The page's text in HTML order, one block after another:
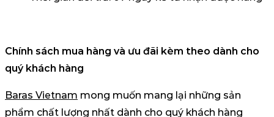
Chính sách mua hàng và ưu đãi kèm theo dành cho
quý khách hàng
Baras Vietnam mong muốn mang lại những sản
phẩm chất lượng nhất dành cho quý khách hàng